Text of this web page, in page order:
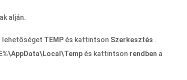
alján.
lehetőséget TEMP és kattintson Szerkesztés .
és kattintson rendben a